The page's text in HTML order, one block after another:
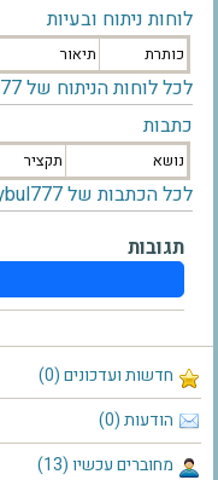
חדשות ועדכונים (0)
הודעות (0)
מחוברים עכשיו (13)
לוחות ניתוח ובעיות
כותרת תיאור
לכל לוחות הניתוח של shaybul777
כתבות
נושא תקציר
לכל הכתבות של shaybul777
תגובות